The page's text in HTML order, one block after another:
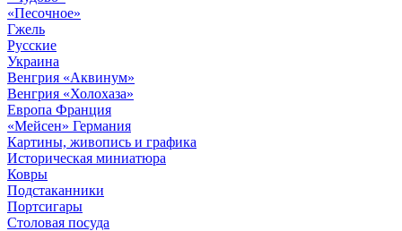
«Песочное»
Гжель
Русские
Украина
Венгрия «Аквинум»
Венгрия «Холохаза»
Европа Франция
«Мейсен» Германия
Картины, живопись и графика
Историческая миниатюра
Ковры
Подстаканники
Портсигары
Столовая посуда